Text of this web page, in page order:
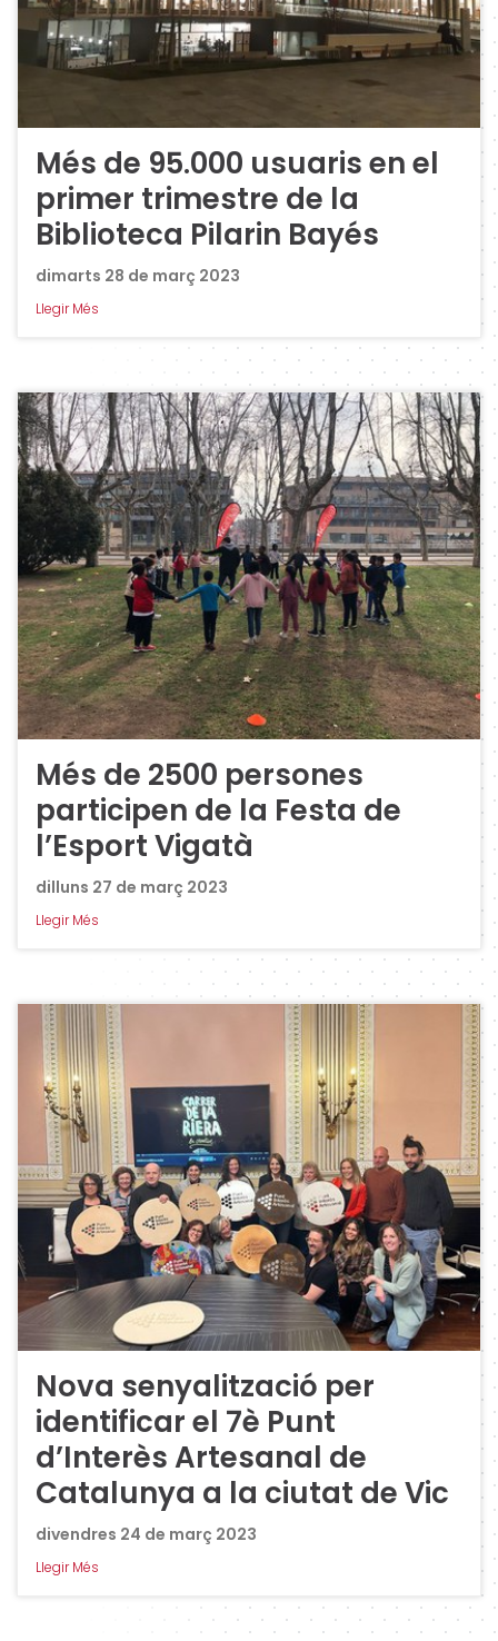
Més de 95.000 usuaris en el
primer trimestre de la
Biblioteca Pilarin Bayés
dimarts 28 de març 2023
Llegir Més
Més de 2500 persones
participen de la Festa de
l’Esport Vigatà
dilluns 27 de març 2023
Llegir Més
Nova senyalització per
identificar el 7è Punt
d’Interès Artesanal de
Catalunya a la ciutat de Vic
divendres 24 de març 2023
Llegir Més